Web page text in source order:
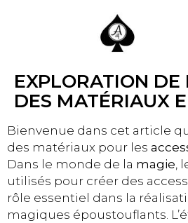
EXPLORATION DE
DES MATÉRIAUX
Bienvenue dans cet article
des matériaux pour les
Dans le monde de la magie,
utilisés pour créer des
rôle essentiel dans la
magiques époustouflants.